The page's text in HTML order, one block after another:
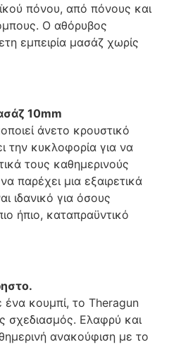
πόνου, από πόνους και
Ο αθόρυβος
εμπειρία μασάζ χωρίς
10mm
άνετο κρουστικό
την κυκλοφορία για να
τους καθημερινούς
παρέχει μια εξαιρετικά
ιδανικό για όσους
ήπιο, καταπραϋντικό
κουμπί, το Theragun
σχεδιασμός. Ελαφρύ και
ανακούφιση με το